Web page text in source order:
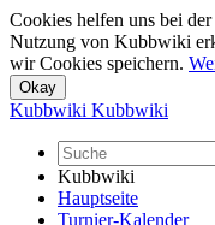
Cookies helfen uns bei
Nutzung von Kubbwiki
wir Cookies speichern.
Kubbwiki Kubbwiki
Kubbwiki
Hauptseite
Turnier-Kalender